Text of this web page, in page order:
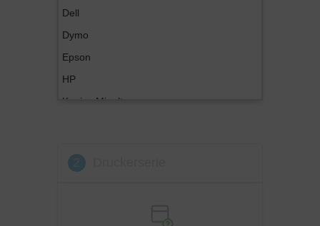
Dell
Dymo
Epson
HP
Konica Minolta
OKI